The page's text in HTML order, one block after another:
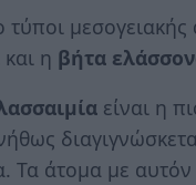
μεσογειακής
και η βήτα
είναι η
Τα άτομα με